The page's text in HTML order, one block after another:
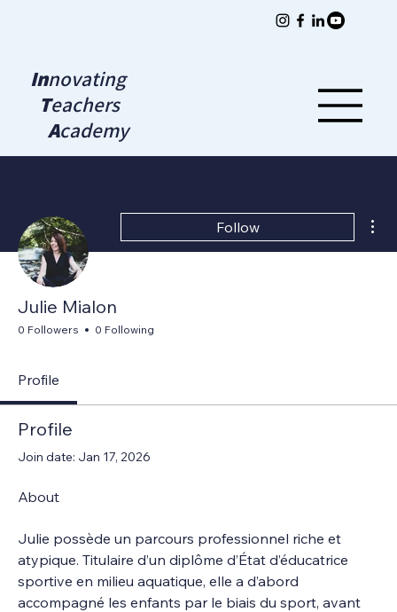
Innovating
Teachers
Academy
Follow
Julie Mialon
0 Followers 0 Following
Profile
Profile
Join date: Jan 17, 2026
About
Julie possède un parcours professionnel riche et
atypique. Titulaire d’un diplôme d’État d’éducatrice
sportive en milieu aquatique, elle a d’abord
accompagné les enfants par le biais du sport, avant